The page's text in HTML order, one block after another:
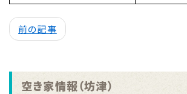
前の記事
空き家情報（坊津）